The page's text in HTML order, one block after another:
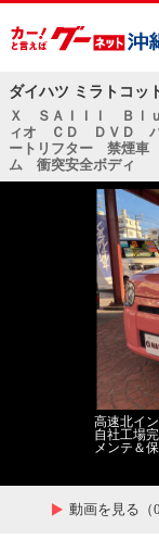
ダイハツ ミラトコッ
Ｘ ＳＡＩＩＩ Ｂｌｕ
ィオ ＣＤ ＤＶＤ バ
ートリフター 禁煙車
ム 衝突安全ボディ
高速北イ
自社工場
メンテ＆
動画を見る（0